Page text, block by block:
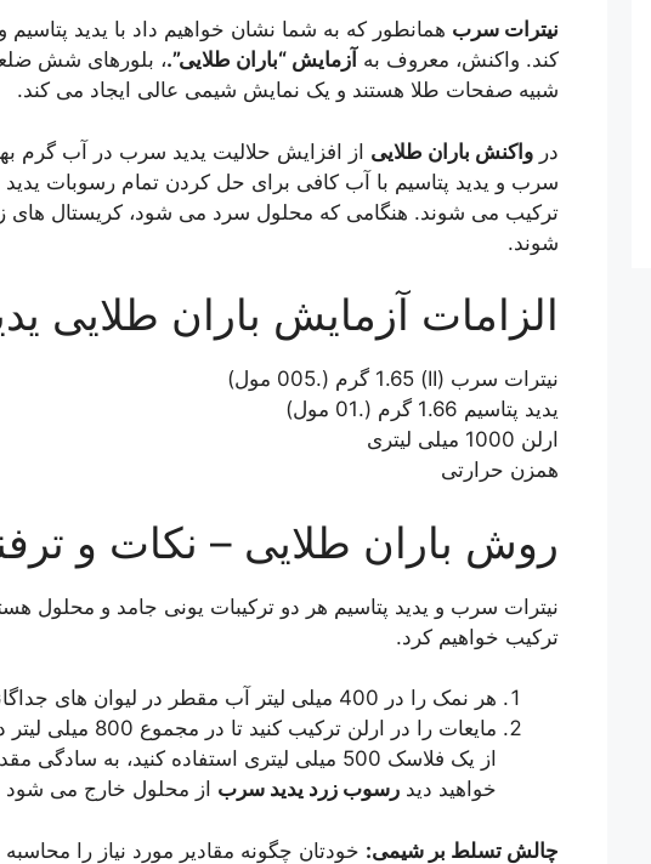
نیترات سرب همانطور که به شما نشان خواهیم داد با یدید
کند. واکنش، معروف به آزمایش “باران طلایی”.، بلورهای شش
شبیه صفحات طلا هستند و یک نمایش شیمی عالی ایجاد می کند.
در واکنش باران طلایی از افزایش حلالیت یدید سرب در آب گرم
ترکیب می شوند. هنگامی که محلول سرد می شود، کریستال های
شوند.
الزامات آزمایش باران طلایی
نیترات سرب (II) 1.65 گرم (.005 مول)
یدید پتاسیم 1.66 گرم (.01 مول)
ارلن 1000 میلی لیتری
همزن حرارتی
روش باران طلایی – نکات و
نیترات سرب و یدید پتاسیم هر دو ترکیبات یونی جامد و محلول
ترکیب خواهیم کرد.
هر نمک را در 400 میلی لیتر آب مقطر در لیوان های جداگانه حل کنید.
مایعات را در ارلن
از یک فلاسک 500 میلی لیتری استفاده کنید، به
خواهید دید رسوب زرد یدید سرب از محلول خارج می شود
چالش تسلط بر شیمی: خودتان چگونه مقادیر مورد نیاز را